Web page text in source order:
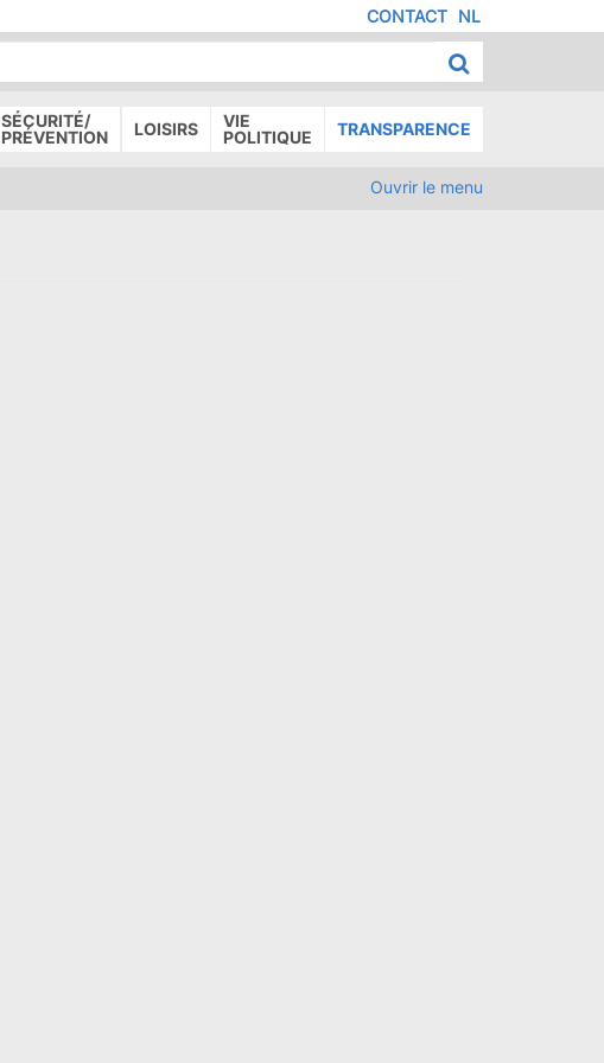
NL
MENU
DE
PAGE
CONTACT
SÉCURITÉ/
PRÉVENTION
LOISIRS
VIE
POLITIQUE
TRANSPARENCE
Ouvrir le menu